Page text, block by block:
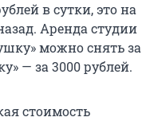
в сутки, это на
Аренда студии
можно снять за
— за 3000 рублей.
стоимость